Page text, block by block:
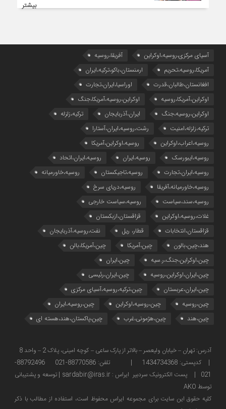
بیشتر
آسیای مرکزی،روسیه،اوکراین
آفریقا،روسیه
آمریکا،روسیه،تحریم
ارمنستان،باکو،ترکیه،ایران
افغانستان،طالبان،قدرت
اوراسیا،ایران،تجارت
اوکراین،آمریکا،روسیه
اوکراین،روسیه،آمریکا،جنگ
اوکراین،روسیه،جنگ
ایران،آذربایجان
ترکیه،زلزله
ترکیه،زلزله،امنیت
رشت،روسیه،ایران،آستارا
روسیه،اعراب،اوکراین
روسیه،اوکراین،آمریکا
روسیه،ایبورسک
روسیه،ایران
روسیه،ایران،اتحاد
روسیه،ایران،تجارت
روسیه،تاجیکستان
روسیه،خاورمیانه
روسیه،خاورمیانه،آفریقا
روسیه،دریای سرخ
روسیه،سند،سیاست
روسیه،سیاست خارجی
غلات،روسیه،اوکراین
قزاقستان،ازبکستان
قزاقستان،انتخابات
قطار، ریل
نفت،روسیه،آذربایجان
هند،چین،بالون
چین،آمریکا
چین،آمریکا،بالن
چین،اوکراین،جنگ،ر.سیه
چین،ایران
چین،ایران،اوکراین،روسیه
چین،ایران،رئیسی
چین،ایران،عربستان
چین،ترکیه،روسیه،آسیای مرکزی
چین،روسیه
چین،روسیه،اوکراین
چین،روسیه،ایران
چین،هند
چین،هژمونی،غرب چین،پاکستان،هند،هسته ای
| کدپستی: 1434734368 | تلفن: 88770586-021 88792496-
021 | پست الکترونیک سردبیر ایراس : sardabir@iras.ir |
توسعه و پشتیبانی
توسط AKO
كليه حقوق این سایت برای مجموعه ایراس محفوظ است، استفاده از مطالب با ذكر